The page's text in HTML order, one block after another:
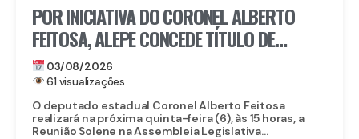
POR INICIATIVA DO CORONEL ALBERTO
FEITOSA, ALEPE CONCEDE TÍTULO DE
CIDADÃO PERNAMBUCANO AO PRESIDENTE
DA AENA BRASIL
03/08/2026
61 visualizações
O deputado estadual Coronel Alberto Feitosa
realizará na próxima quinta-feira (6), às 15 horas, a
Reunião Solene na Assembleia Legislativa...